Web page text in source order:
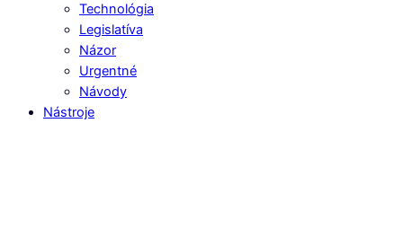
Technológia
Legislatíva
Názor
Urgentné
Návody
Nástroje